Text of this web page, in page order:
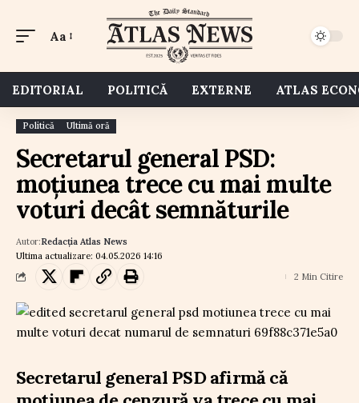
Aa
EDITORIAL POLITICĂ EXTERNE ATLAS
Politică Ultimă oră
Secretarul general PSD:
moțiunea trece cu mai multe
voturi decât semnăturile
Ultima actualizare: 04.05.2026 14:16
Autor:Redacția Atlas News
2 Min Citire
Secretarul general PSD afirmă că